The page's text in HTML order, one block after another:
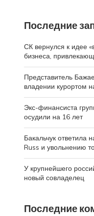
Последние
СК вернулся к идее
бизнеса,
Представитель
владении курортом
Экс-финансиста
осудили на 16 лет
Бакальчук ответила
Russ и увольнению
У крупнейшего
новый совладелец
Последние